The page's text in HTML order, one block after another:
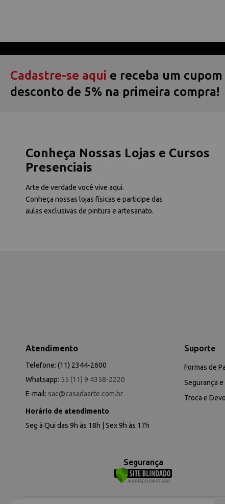
Cadastre-se aqui e receba um cupom
desconto de 5% na primeira compra!
Conheça Nossas Lojas e Cursos
Presenciais
Arte de verdade você vive aqui.
Conheça nossas lojas físicas e participe das
aulas exclusivas de pintura e artesanato.
Atendimento
Telefone: (11) 2344-2600
Whatsapp: 55 (11) 9 4358-2220
E-mail: sac@casadaarte.com.br
Horário de atendimento
Seg à Qui das 9h às 18h | Sex 9h às 17h
Suporte
Formas de
Segurança
Troca e
Segurança